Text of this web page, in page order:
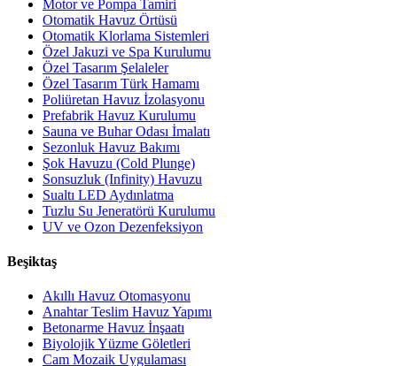
Motor ve Pompa Tamiri
Otomatik Havuz Örtüsü
Otomatik Klorlama Sistemleri
Özel Jakuzi ve Spa Kurulumu
Özel Tasarım Şelaleler
Özel Tasarım Türk Hamamı
Poliüretan Havuz İzolasyonu
Prefabrik Havuz Kurulumu
Sauna ve Buhar Odası İmalatı
Sezonluk Havuz Bakımı
Şok Havuzu (Cold Plunge)
Sonsuzluk (Infinity) Havuzu
Sualtı LED Aydınlatma
Tuzlu Su Jeneratörü Kurulumu
UV ve Ozon Dezenfeksiyon
Beşiktaş
Akıllı Havuz Otomasyonu
Anahtar Teslim Havuz Yapımı
Betonarme Havuz İnşaatı
Biyolojik Yüzme Göletleri
Cam Mozaik Uygulaması